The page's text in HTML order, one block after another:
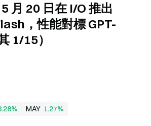
月 20 日在 I/O 推出
，性能對標 GPT-
1/15）
MAY 1.27%